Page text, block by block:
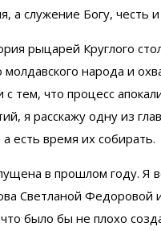
а служение Богу, честь
рыцарей Круглого
народа и
с тем, что процесс
я расскажу одну из
есть время их собирать.
в прошлом году. Я
Светланой Федоровой
было бы не плохо